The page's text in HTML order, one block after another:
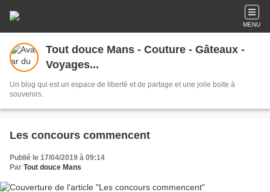
MENU
Tout douce Mans - Couture - Gâteaux -
Voyages...
Un blog qui est un espace de liberté et de partage et une jolie boite à
souvenirs.
Les concours commencent
Publié le 17/04/2019 à 09:14
Par Tout douce Mans